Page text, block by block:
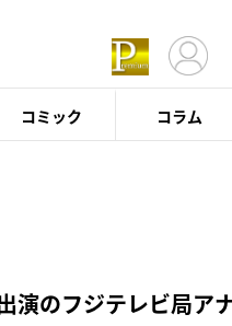
コミック コラム
演のフジテレビ局ア